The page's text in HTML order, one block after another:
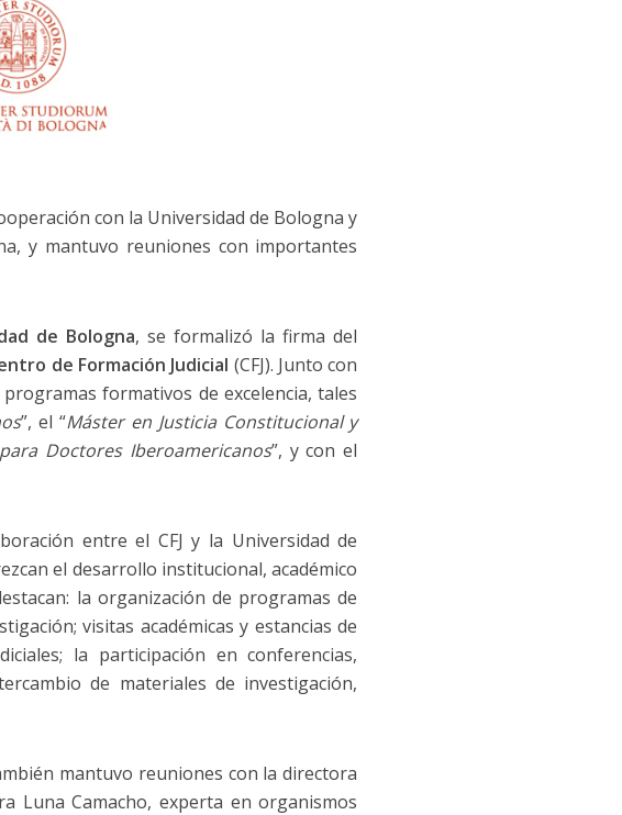
con la Universidad de Bologna y
y mantuvo reuniones con importantes
de Bologna, se formalizó la firma del
de Formación Judicial (CFJ). Junto con
formativos de excelencia, tales
”, el “Máster en Justicia Constitucional y
Doctores Iberoamericanos”, y con el
entre el CFJ y la Universidad de
el desarrollo institucional, académico
la organización de programas de
visitas académicas y estancias de
la participación en conferencias,
de materiales de investigación,
mantuvo reuniones con la directora
Luna Camacho, experta en organismos